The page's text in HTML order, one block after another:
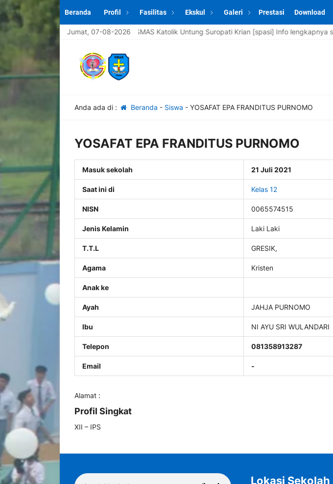
Beranda Profil Fasilitas Ekskul Galeri Prestasi Download
Jumat, 07-08-2026
datang di website sekolah SMAS Katolik Untung Suropati Krian [spasi] Info lengkapnya silahkan
Anda ada di : Beranda - Siswa - YOSAFAT EPA FRANDITUS PURNOMO
YOSAFAT EPA FRANDITUS PURNOMO
Masuk sekolah 21 Juli 2021
Saat ini di Kelas 12
NISN 0065574515
Jenis Kelamin Laki Laki
T.T.L GRESIK,
Agama Kristen
Anak ke
Ayah JAHJA PURNOMO
Ibu NI AYU SRI WULANDARI
Telepon 081358913287
Email -
Alamat :
Profil Singkat
XII – IPS
Lokasi Sekolah